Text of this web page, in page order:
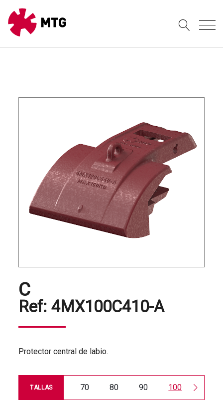
C
Ref: 4MX100C410-A
Protector central de labio.
TALLAS 70 80 90 100